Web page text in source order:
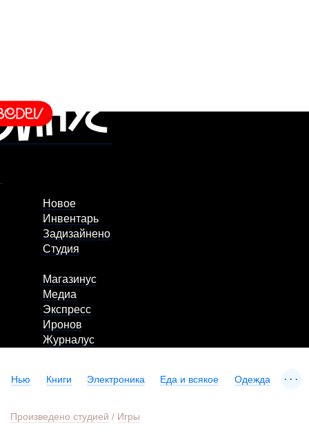
Новое
Инвентарь
Задизайнено
Студия
Магазинус
Медиа
Экспресс
Иронов
Журналус
Нью Книги Электроника Еда и всякое Одежда ...
Произведено студией / Игры